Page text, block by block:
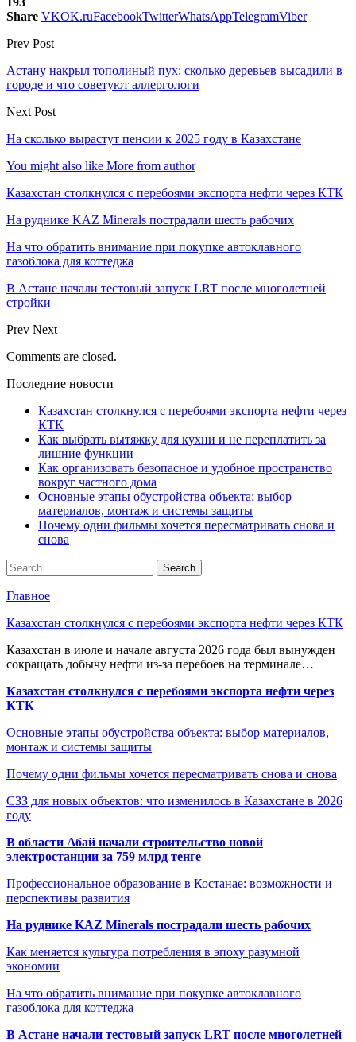
Share VKOK.ruFacebookTwitterWhatsAppTelegramViber
Prev Post
Астану накрыл тополиный пух: сколько деревьев высадили в
городе и что советуют аллергологи
Next Post
На сколько вырастут пенсии к 2025 году в Казахстане
You might also like More from author
Казахстан столкнулся с перебоями экспорта нефти через КТК
На руднике KAZ Minerals пострадали шесть рабочих
На что обратить внимание при покупке автоклавного
газоблока для коттеджа
В Астане начали тестовый запуск LRT после многолетней
стройки
Prev Next
Comments are closed.
Последние новости
Казахстан столкнулся с перебоями экспорта нефти через
КТК
Как выбрать вытяжку для кухни и не переплатить за
лишние функции
Как организовать безопасное и удобное пространство
вокруг частного дома
Основные этапы обустройства объекта: выбор
материалов, монтаж и системы защиты
Почему одни фильмы хочется пересматривать снова и
снова
Главное
Казахстан столкнулся с перебоями экспорта нефти через КТК
Казахстан в июле и начале августа 2026 года был вынужден
сокращать добычу нефти из-за перебоев на терминале…
Казахстан столкнулся с перебоями экспорта нефти через
КТК
Основные этапы обустройства объекта: выбор материалов,
монтаж и системы защиты
Почему одни фильмы хочется пересматривать снова и снова
СЗЗ для новых объектов: что изменилось в Казахстане в 2026
году
В области Абай начали строительство новой
электростанции за 759 млрд тенге
Профессиональное образование в Костанае: возможности и
перспективы развития
На руднике KAZ Minerals пострадали шесть рабочих
Как меняется культура потребления в эпоху разумной
экономии
На что обратить внимание при покупке автоклавного
газоблока для коттеджа
В Астане начали тестовый запуск LRT после многолетней